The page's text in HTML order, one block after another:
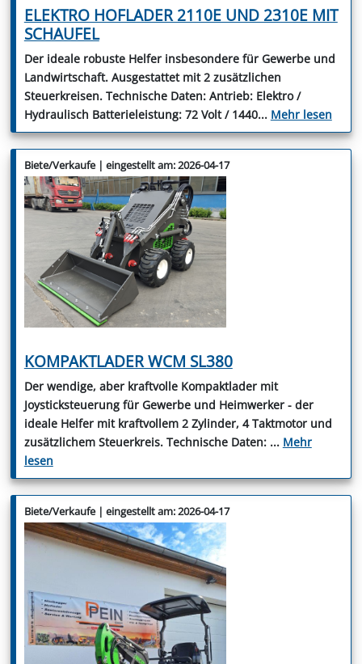
ELEKTRO HOFLADER 2110E UND 2310E MIT
SCHAUFEL
Der ideale robuste Helfer insbesondere für Gewerbe und
Landwirtschaft. Ausgestattet mit 2 zusätzlichen
Steuerkreisen. Technische Daten: Antrieb: Elektro /
Hydraulisch Batterieleistung: 72 Volt / 1440... Mehr lesen
Biete/Verkaufe | eingestellt am: 2026-04-17
KOMPAKTLADER WCM SL380
Der wendige, aber kraftvolle Kompaktlader mit
Joysticksteuerung für Gewerbe und Heimwerker - der
ideale Helfer mit kraftvollem 2 Zylinder, 4 Taktmotor und
zusätzlichem Steuerkreis. Technische Daten: ... Mehr
lesen
Biete/Verkaufe | eingestellt am: 2026-04-17